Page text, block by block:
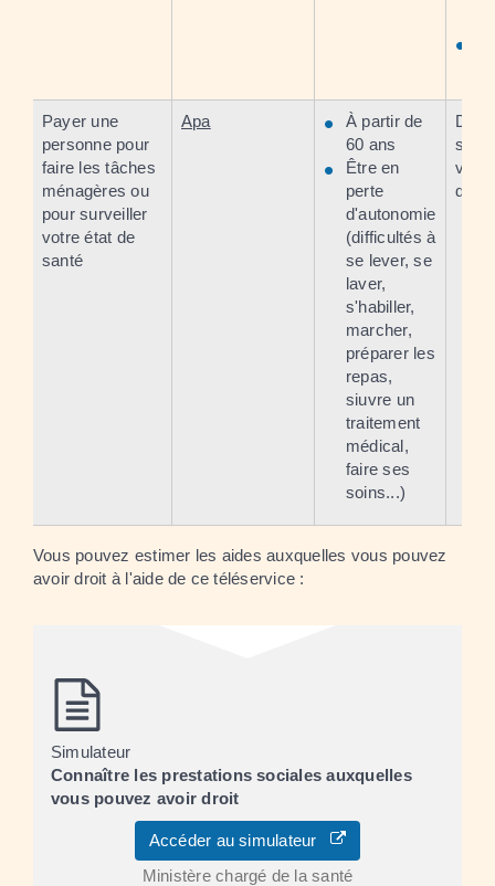
Payer une
personne pour
faire les tâches
ménagères ou
pour surveiller
votre état de
santé
Apa
À partir de
60 ans
Être en
perte
d'autonomie
(difficultés à
se lever, se
laver,
s'habiller,
marcher,
préparer les
repas,
siuvre un
traitement
médical,
faire ses
soins...)
votre
Vous pouvez estimer les aides auxquelles vous pouvez
avoir droit à l'aide de ce téléservice :
Simulateur
Connaître les prestations sociales auxquelles
vous pouvez avoir droit
Accéder au simulateur
Ministère chargé de la santé